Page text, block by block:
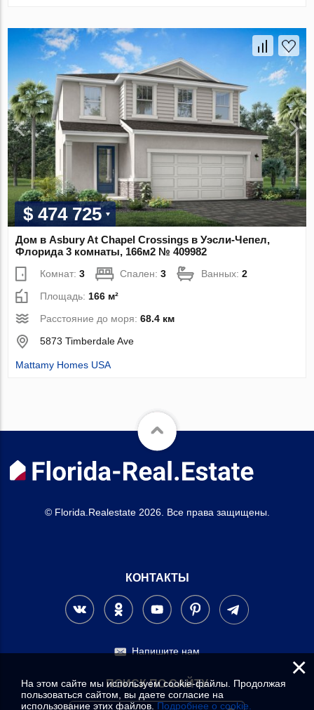
$ 474 725
Дом в Asbury At Chapel Crossings в Уэсли-Чепел,
Флорида 3 комнаты, 166м2 № 409982
Комнат:3 Спален:3 Ванных:2
Площадь:166 м²
Расстояние до моря:68.4 км
5873 Timberdale Ave
Mattamy Homes USA
© Florida.Realestate 2026. Все права защищены.
КОНТАКТЫ
Напишите нам
ПОИСК ПО САЙТУ
×
На этом сайте мы используем cookie-файлы. Продолжая
пользоваться сайтом, вы даете согласие на
использование этих файлов. Подробнее о cookie.